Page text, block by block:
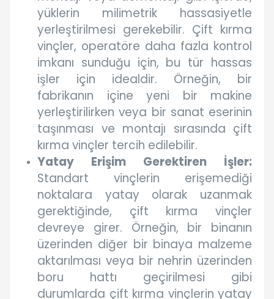
yüklerin milimetrik hassasiyetle
yerleştirilmesi gerekebilir. Çift kırma
vinçler, operatöre daha fazla kontrol
imkanı sunduğu için, bu tür hassas
işler için idealdir. Örneğin, bir
fabrikanın içine yeni bir makine
yerleştirilirken veya bir sanat eserinin
taşınması ve montajı sırasında çift
kırma vinçler tercih edilebilir.
Yatay Erişim Gerektiren İşler:
Standart vinçlerin erişemediği
noktalara yatay olarak uzanmak
gerektiğinde, çift kırma vinçler
devreye girer. Örneğin, bir binanın
üzerinden diğer bir binaya malzeme
aktarılması veya bir nehrin üzerinden
boru hattı geçirilmesi gibi
durumlarda çift kırma vinçlerin yatay